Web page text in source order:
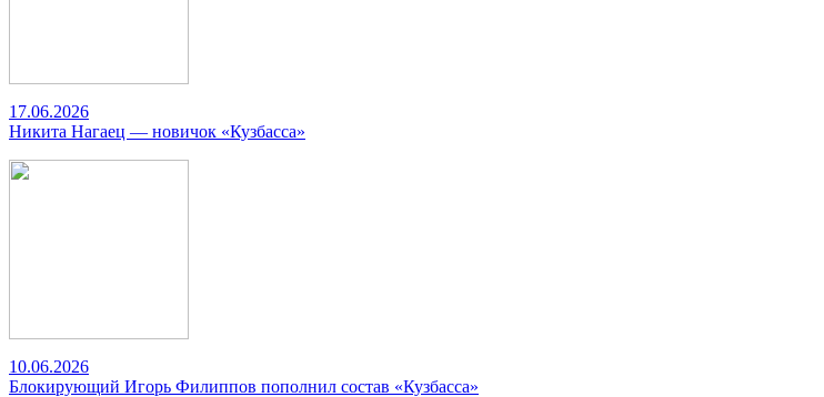
17.06.2026
Никита Нагаец — новичок «Кузбасса»
10.06.2026
Блокирующий Игорь Филиппов пополнил состав «Кузбасса»